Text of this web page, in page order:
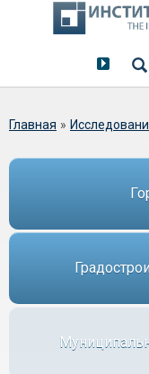
Вы здесь
Главная »